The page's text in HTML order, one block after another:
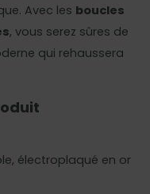
Avec les boucles
, vous serez sûres de
qui rehaussera
électroplaqué en or